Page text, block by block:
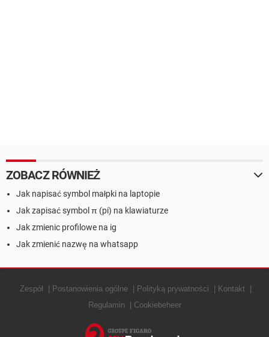
ZOBACZ RÓWNIEŻ
Jak napisać symbol małpki na laptopie
Jak zapisać symbol π (pi) na klawiaturze
Jak zmienic profilowe na ig
Jak zmienić nazwę na whatsapp
Zespół Postanowienia ogólne Polityką prywatności
Kontakt
Regulamin
Cookiebeheer